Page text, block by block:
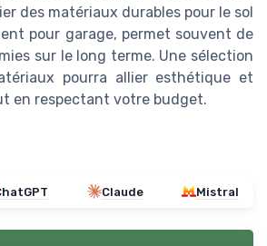
des matériaux durables pour le sol
pour garage, permet souvent de
sur le long terme. Une sélection
pourra allier esthétique et
en respectant votre budget.
Claude Mistral